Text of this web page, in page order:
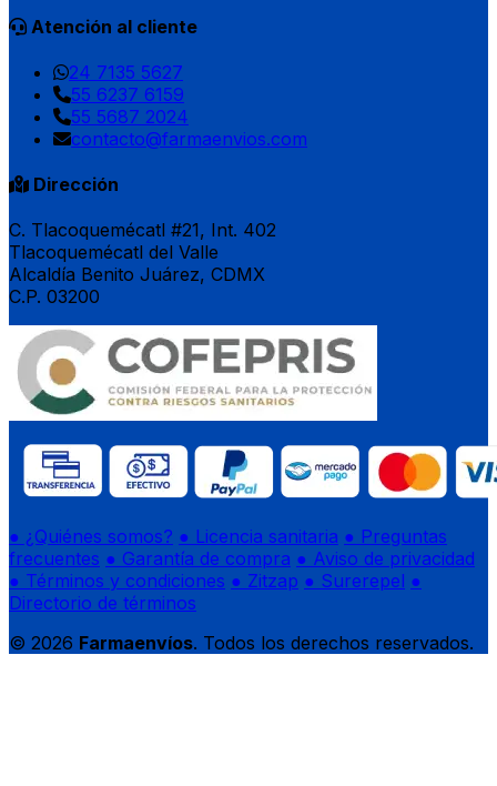
Atención al cliente
24 7135 5627
55 6237 6159
55 5687 2024
contacto@farmaenvios.com
Dirección
C. Tlacoquemécatl #21, Int. 402
Tlacoquemécatl del Valle
Alcaldía Benito Juárez, CDMX
C.P. 03200
● ¿Quiénes somos? ● Licencia sanitaria ● Preguntas
frecuentes ● Garantía de compra ● Aviso de privacidad
● Términos y condiciones ● Zitzap ● Surerepel ●
Directorio de términos
© 2026 Farmaenvíos. Todos los derechos reservados.